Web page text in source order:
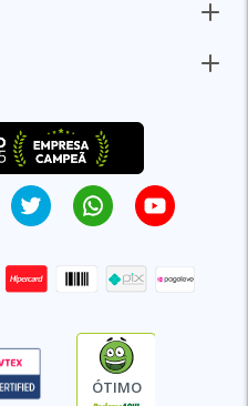
ÓTIMO